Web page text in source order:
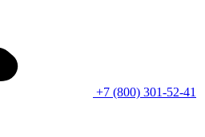
+7 (800) 301-52-41